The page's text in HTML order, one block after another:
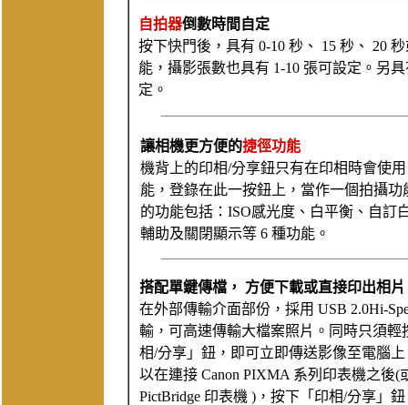
自拍器倒數時間自定
按下快門後，具有 0-10 秒、 15 秒、 20
能，攝影張數也具有 1-10 張可設定。另
定。
讓相機更方便的捷徑功能
機背上的印相/分享鈕只有在印相時會使
能，登錄在此一按鈕上，當作一個拍攝
的功能包括：ISO感光度、白平衡、自訂
輔助及關閉顯示等 6 種功能。
搭配單鍵傳檔， 方便下載或直接印出相片
在外部傳輸介面部份，採用 USB 2.0Hi-
輸，可高速傳輸大檔案照片。同時只須輕
相/分享」鈕，即可立即傳送影像至電腦
以在連接 Canon PIXMA 系列印表機之後(
PictBridge 印表機 )，按下「印相/分享」